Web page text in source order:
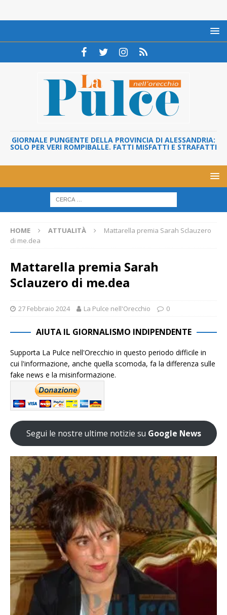
GIORNALE PUNGENTE DELLA PROVINCIA DI ALESSANDRIA:
SOLO PER VERI ROMPIBALLE. FATTI MISFATTI E STRAFATTI
HOME ATTUALITÀ
Mattarella premia Sarah Sclauzero
di me.dea
Mattarella premia Sarah
Sclauzero di me.dea
27 Febbraio 2024 La Pulce nell'Orecchio 0
AIUTA IL GIORNALISMO INDIPENDENTE
Supporta La Pulce nell'Orecchio in questo periodo difficile in
cui l'informazione, anche quella scomoda, fa la differenza sulle
fake news e la misinformazione.
Segui le nostre ultime notizie su Google News